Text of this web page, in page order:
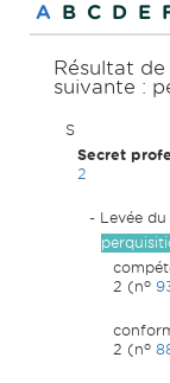
A B C D E
Résultat
suivante :
S
Secret
2
Levée
2 (no
2 (no